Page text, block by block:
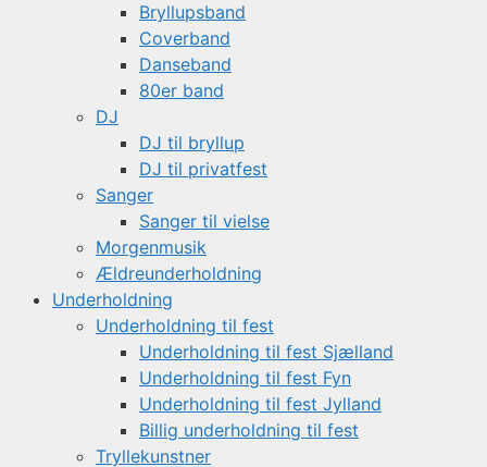
Bryllupsband
Coverband
Danseband
80er band
DJ
DJ til bryllup
DJ til privatfest
Sanger
Sanger til vielse
Morgenmusik
Ældreunderholdning
Underholdning
Underholdning til fest
Underholdning til fest Sjælland
Underholdning til fest Fyn
Underholdning til fest Jylland
Billig underholdning til fest
Tryllekunstner